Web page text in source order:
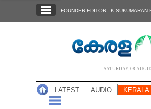
NOTIFIED NEWS
FOUNDER EDITOR : K SUKUMARAN
SATURDAY, 08
LATEST AUDIO KERALA